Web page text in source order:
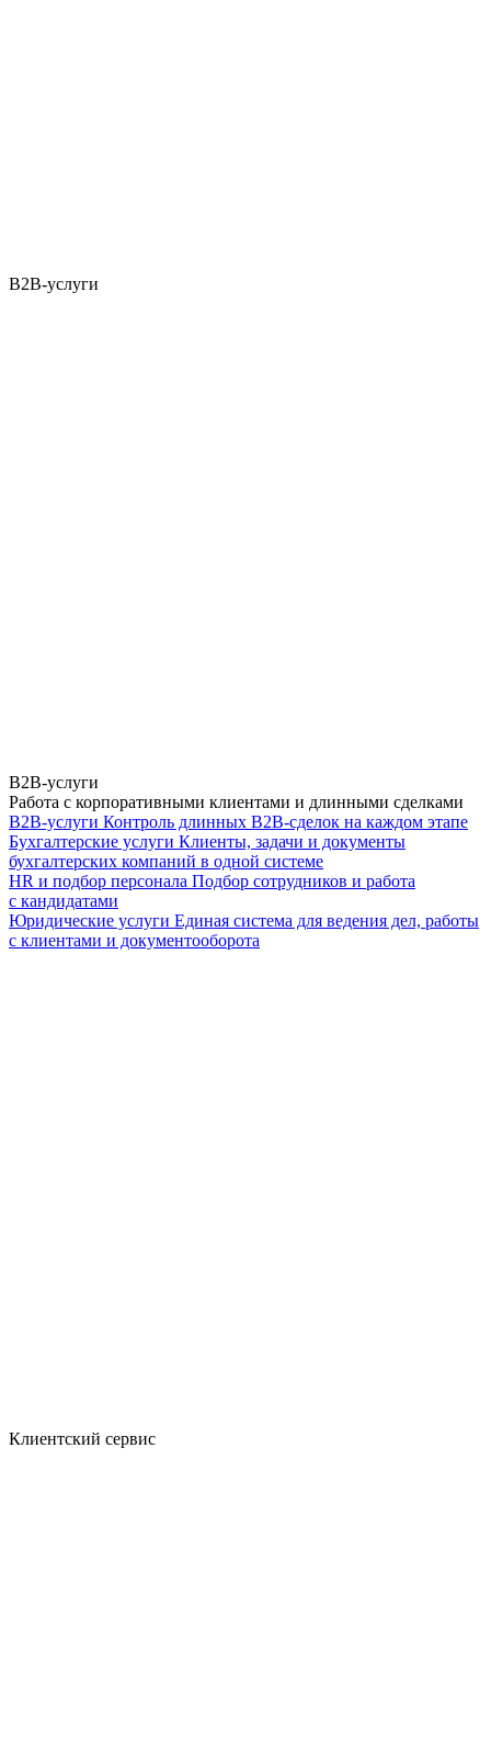
B2B-услуги
B2B-услуги
Работа с корпоративными клиентами и длинными сделками
B2B-услуги Контроль длинных B2B-сделок на каждом этапе
Бухгалтерские услуги Клиенты, задачи и документы
бухгалтерских компаний в одной системе
HR и подбор персонала Подбор сотрудников и работа
с кандидатами
Юридические услуги Единая система для ведения дел, работы
с клиентами и документооборота
Клиентский сервис